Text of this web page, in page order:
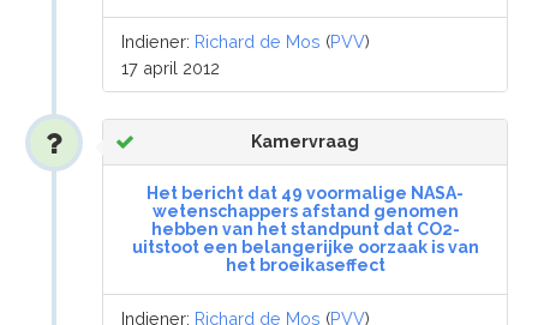
Indiener: Richard de Mos (PVV)
17 april 2012
Kamervraag
Het bericht dat 49 voormalige NASA-
wetenschappers afstand genomen
hebben van het standpunt dat CO2-
uitstoot een belangerijke oorzaak is van
het broeikaseffect
Indiener: Richard de Mos (PVV)